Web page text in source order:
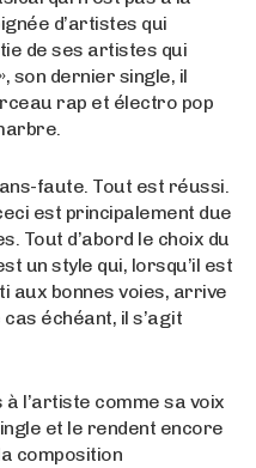
d’artistes qui
de ses artistes qui
son dernier single, il
rap et électro pop
faute. Tout est réussi.
est principalement due
Tout d’abord le choix du
un style qui, lorsqu’il est
aux bonnes voies, arrive
échéant, il s’agit
l’artiste comme sa voix
et le rendent encore
composition